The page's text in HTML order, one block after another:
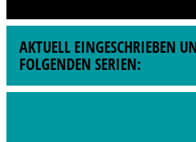
AKTUELL EINGESCHRIEBEN
FOLGENDEN SERIEN: